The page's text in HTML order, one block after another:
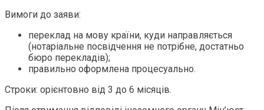
Вимоги до заяви:
переклад на мову країни, куди направляється
(нотаріальне посвідчення не потрібне, достатньо
бюро перекладів);
правильно оформлена процесуально.
Строки: орієнтовно від 3 до 6 місяців.